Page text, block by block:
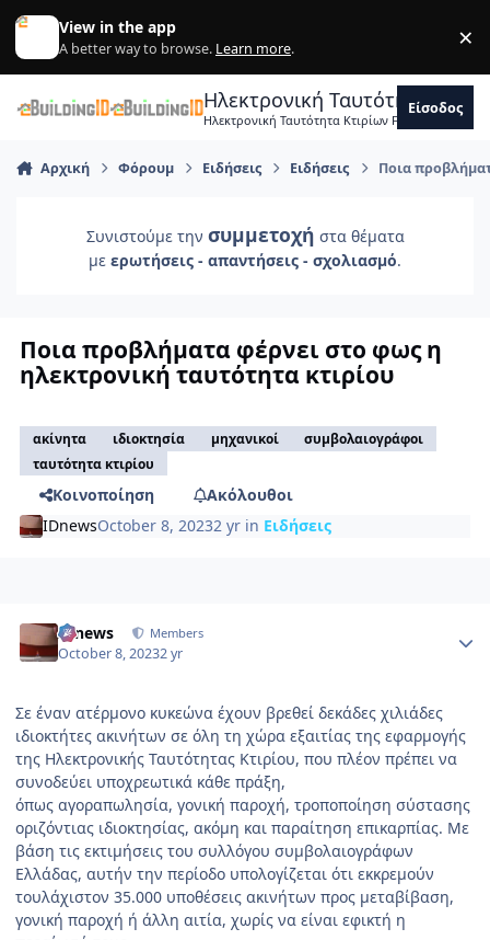
Skip to content
View in the app
A better way to browse. Learn more. ×
Ηλεκτρονική Ταυτότητα
Ηλεκτρονική Ταυτότητα Κτιρίων Forum
Είσοδος
Αρχική Φόρουμ Ειδήσεις Ειδήσεις Ποια
Συνιστούμε την συμμετοχή στα θέματα
με ερωτήσεις - απαντήσεις - σχολιασμό.
Ποια προβλήματα φέρνει στο φως η
ηλεκτρονική ταυτότητα κτιρίου
ακίνητα ιδιοκτησία μηχανικοί
συμβολαιογράφοι
ταυτότητα κτιρίου
Κοινοποίηση
Ακόλουθοι
IDnewsOctober 8, 20232 yr in Ειδήσεις
IDnews Members
October 8, 20232 yr
Σε έναν ατέρμονο κυκεώνα έχουν βρεθεί δεκάδες χιλιάδες
ιδιοκτήτες ακινήτων σε όλη τη χώρα εξαιτίας της εφαρμογής
της Ηλεκτρονικής Ταυτότητας Κτιρίου, που πλέον πρέπει να
συνοδεύει υποχρεωτικά κάθε πράξη,
όπως αγοραπωλησία, γονική παροχή, τροποποίηση σύστασης
οριζόντιας ιδιοκτησίας, ακόμη και παραίτηση επικαρπίας. Με
βάση τις εκτιμήσεις του συλλόγου συμβολαιογράφων
Ελλάδας, αυτήν την περίοδο υπολογίζεται ότι εκκρεμούν
τουλάχιστον 35.000 υποθέσεις ακινήτων προς μεταβίβαση,
γονική παροχή ή άλλη αιτία, χωρίς να είναι εφικτή η